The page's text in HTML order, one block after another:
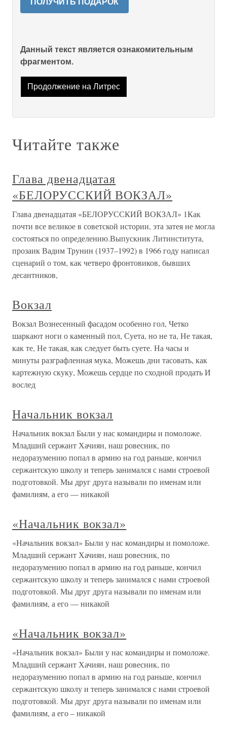
ПОЛУЧИТЬ ПОДАРОК
Данный текст является ознакомительным
фрагментом.
Продолжение на Литрес
Читайте также
Глава двенадцатая
«БЕЛОРУССКИЙ ВОКЗАЛ»
Глава двенадцатая «БЕЛОРУССКИЙ ВОКЗАЛ» 1Как
почти все великое в советской истории, эта затея не могла
состояться по определению.Выпускник Литинститута,
прозаик Вадим Трунин (1937–1992) в 1966 году написал
сценарий о том, как четверо фронтовиков, бывших
десантников,
Вокзал
Вокзал Вознесенный фасадом особенно гол, Четко
шаркают ноги о каменный пол, Суета, но не та, Не такая,
как те, Не такая, как следует быть суете. На часы и
минуты разграфленная мука, Можешь дни тасовать, как
картежную скуку, Можешь сердце по сходной продать И
вослед
Начальник вокзал
Начальник вокзал Были у нас командиры и помоложе.
Младший сержант Хачиян, наш ровесник, по
недоразумению попал в армию на год раньше, кончил
сержантскую школу и теперь занимался с нами строевой
подготовкой. Мы друг друга называли по именам или
фамилиям, а его — никакой
«Начальник вокзал»
«Начальник вокзал» Были у нас командиры и помоложе.
Младший сержант Хачиян, наш ровесник, по
недоразумению попал в армию на год раньше, кончил
сержантскую школу и теперь занимался с нами строевой
подготовкой. Мы друг друга называли по именам или
фамилиям, а его — никакой
«Начальник вокзал»
«Начальник вокзал» Были у нас командиры и помоложе.
Младший сержант Хачиян, наш ровесник, по
недоразумению попал в армию на год раньше, кончил
сержантскую школу и теперь занимался с нами строевой
подготовкой. Мы друг друга называли по именам или
фамилиям, а его – никакой